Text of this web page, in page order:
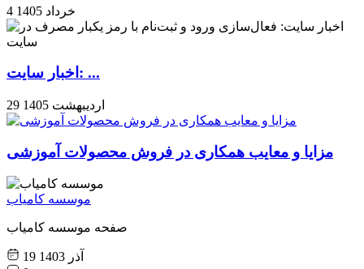
4 خرداد 1405
اخبار سایت: ...
29 اردیبهشت 1405
مزایا و معایب همکاری در فروش محصولات آموزشی
موسسه کامیاب
صفحه موسسه کامیاب
19 آذر 1403